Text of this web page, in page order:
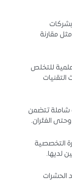
مقارنة
للتخلص
شاملة تتضمن
وحتى الفئران.
التخصصية
لديها.
الحشرات